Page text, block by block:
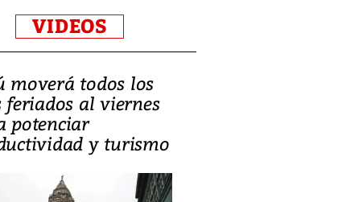
VIDEOS
moverá todos los
feriados al viernes
potenciar
y turismo